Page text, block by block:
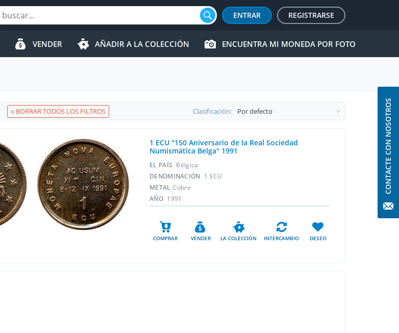
ENTRAR REGISTRARSE
VENDER AÑADIR A LA COLECCIÓN ENCUENTRA MI MONEDA POR FOTO
BORRAR TODOS LOS FILTROS Clasificación:
1 ECU "150 Aniversario de la Real Sociedad
Numismática Belga" 1991
EL PAÍS Bélgica
DENOMINACIÓN 1 ECU
METAL Cobre
AÑO 1991
COMPRAR VENDER LA COLECCIÓN INTERCAMBIO DESEO
CONTACTE CON NOSOTROS